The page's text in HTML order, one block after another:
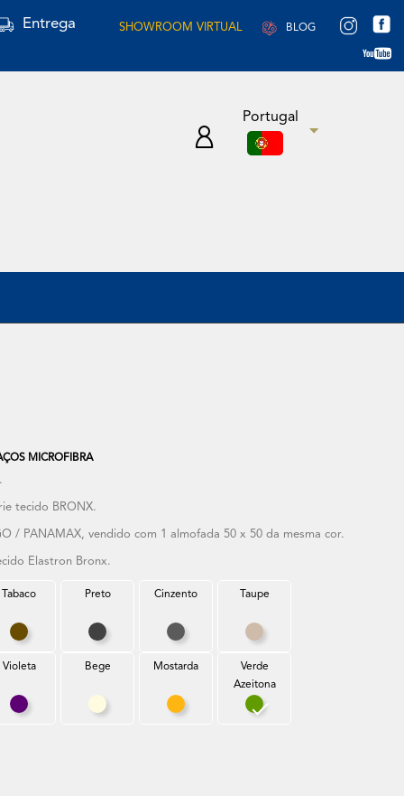
Entrega
SHOWROOM VIRTUAL BLOG
Portugal
MICROFIBRA
tecido BRONX.
/ PANAMAX, vendido com 1 almofada 50 x 50 da mesma cor.
Elastron Bronx.
Tabaco
Tabaco
Preto
Preto
Cinzento
Cinzento
Taupe
Taupe
Violeta
Violeta
Bege
Bege
Mostarda
Mostarda
Verde
Azeitona
Verde Azeitona